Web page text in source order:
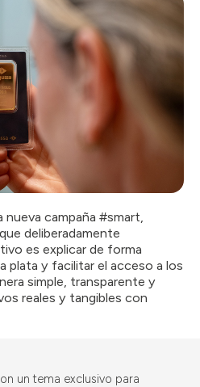
nueva campaña #smart,
deliberadamente
es explicar de forma
plata y facilitar el acceso a los
simple, transparente y
reales y tangibles con
un tema exclusivo para